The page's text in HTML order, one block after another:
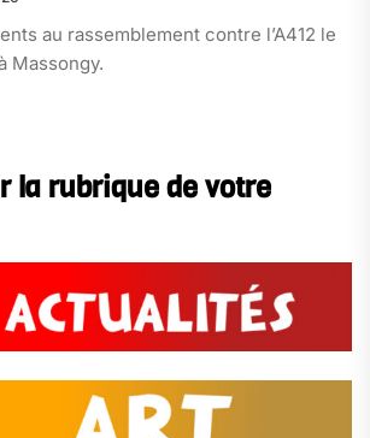
au rassemblement contre l’A412 le
Massongy.
la rubrique de votre